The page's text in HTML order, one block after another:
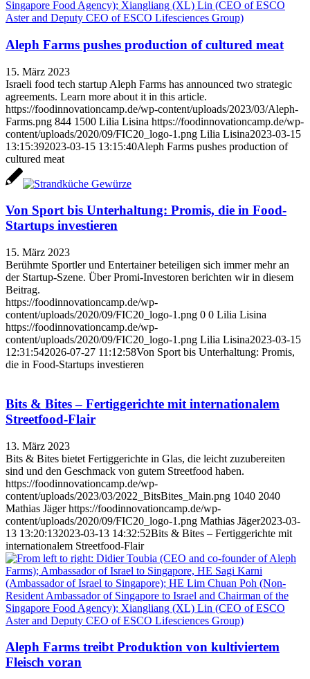
Aleph Farms pushes production of cultured meat
15. März 2023
Israeli food tech startup Aleph Farms has announced two strategic
agreements. Learn more about it in this article.
https://foodinnovationcamp.de/wp-content/uploads/2023/03/Aleph-
Farms.png 844 1500 Lilia Lisina https://foodinnovationcamp.de/wp-
content/uploads/2020/09/FIC20_logo-1.png Lilia Lisina2023-03-15
13:15:392023-03-15 13:15:40Aleph Farms pushes production of
cultured meat
Von Sport bis Unterhaltung: Promis, die in Food-
Startups investieren
15. März 2023
Berühmte Sportler und Entertainer beteiligen sich immer mehr an
der Startup-Szene. Über Promi-Investoren berichten wir in diesem
Beitrag.
https://foodinnovationcamp.de/wp-
content/uploads/2020/09/FIC20_logo-1.png 0 0 Lilia Lisina
https://foodinnovationcamp.de/wp-
content/uploads/2020/09/FIC20_logo-1.png Lilia Lisina2023-03-15
12:31:542026-07-27 11:12:58Von Sport bis Unterhaltung: Promis,
die in Food-Startups investieren
Bits & Bites – Fertiggerichte mit internationalem
Streetfood-Flair
13. März 2023
Bits & Bites bietet Fertiggerichte in Glas, die leicht zuzubereiten
sind und den Geschmack von gutem Streetfood haben.
https://foodinnovationcamp.de/wp-
content/uploads/2023/03/2022_BitsBites_Main.png 1040 2040
Mathias Jäger https://foodinnovationcamp.de/wp-
content/uploads/2020/09/FIC20_logo-1.png Mathias Jäger2023-03-
13 13:20:132023-03-13 14:32:52Bits & Bites – Fertiggerichte mit
internationalem Streetfood-Flair
Aleph Farms treibt Produktion von kultiviertem
Fleisch voran